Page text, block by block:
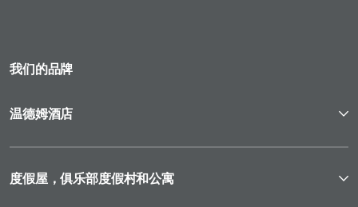
我们的品牌
温德姆酒店
度假屋，俱乐部度假村和公寓